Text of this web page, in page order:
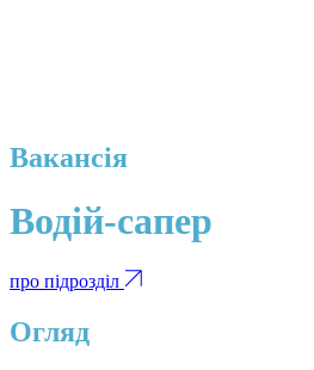
Вакансія
Водій-сапер
про підрозділ
Огляд